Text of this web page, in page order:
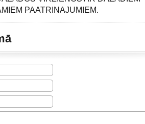
PAATRINAJUMIEM.